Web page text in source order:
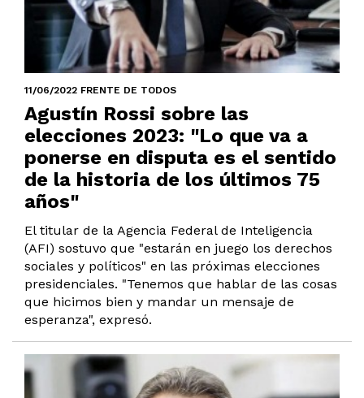
11/06/2022 FRENTE DE TODOS
Agustín Rossi sobre las
elecciones 2023: "Lo que va a
ponerse en disputa es el sentido
de la historia de los últimos 75
años"
El titular de la Agencia Federal de Inteligencia
(AFI) sostuvo que "estarán en juego los derechos
sociales y políticos" en las próximas elecciones
presidenciales. "Tenemos que hablar de las cosas
que hicimos bien y mandar un mensaje de
esperanza", expresó.